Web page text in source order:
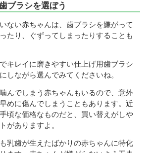
ブラシを選ぼう
ない赤ちゃんは、歯ブラシを嫌がって
たり、ぐずってしまったりすることも
キレイに磨きやすい仕上げ用歯ブラシ
しながら選んでみてくださいね。
んでしまう赤ちゃんもいるので、意外
めに傷んでしまうこともあります。近
頃な価格なものだと、買い替えがしや
がありますよ。
乳歯が生えたばかりの赤ちゃんに特化